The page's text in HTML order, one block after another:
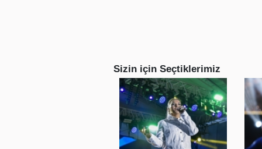
Sizin için Seçtiklerimiz